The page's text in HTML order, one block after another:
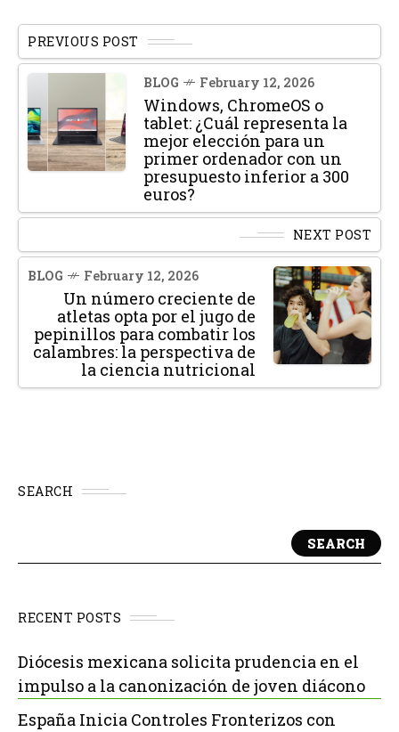
PREVIOUS POST
BLOG February 12, 2026
Windows, ChromeOS o
tablet: ¿Cuál representa la
mejor elección para un
primer ordenador con un
presupuesto inferior a 300
euros?
NEXT POST
BLOG February 12, 2026
Un número creciente de
atletas opta por el jugo de
pepinillos para combatir los
calambres: la perspectiva de
la ciencia nutricional
SEARCH
SEARCH
RECENT POSTS
Diócesis mexicana solicita prudencia en el
impulso a la canonización de joven diácono
España Inicia Controles Fronterizos con